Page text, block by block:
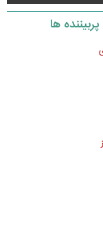
پربیننده ها